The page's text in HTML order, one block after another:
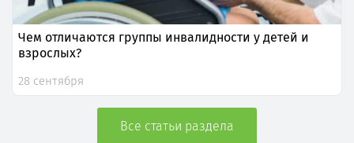
Чем отличаются группы инвалидности у детей и
взрослых?
28 сентября
Все статьи раздела